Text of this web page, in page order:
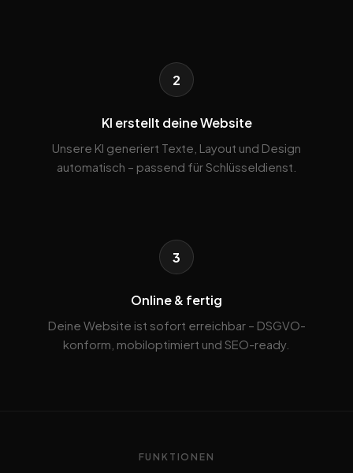
2
KI erstellt deine Website
Unsere KI generiert Texte, Layout und Design
automatisch – passend für Schlüsseldienst.
3
Online & fertig
Deine Website ist sofort erreichbar – DSGVO-
konform, mobiloptimiert und SEO-ready.
FUNKTIONEN